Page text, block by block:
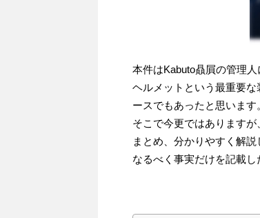
本件はKabuto贔屓の管理
ヘルメットという最重要
ースでもあったと思います
そこで今更ではあります
まとめ、分かりやすく解説
なるべく事実だけを記載し